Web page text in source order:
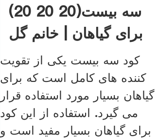
سه بیست(20 20 20)
برای گیاهان | خانم گل
کود سه بیست یکی از تقویت
کننده های کامل است که برای
گیاهان بسیار مورد استفاده قرار
می گیرد. استفاده از این کود
برای گیاهان بسیار مفید است و